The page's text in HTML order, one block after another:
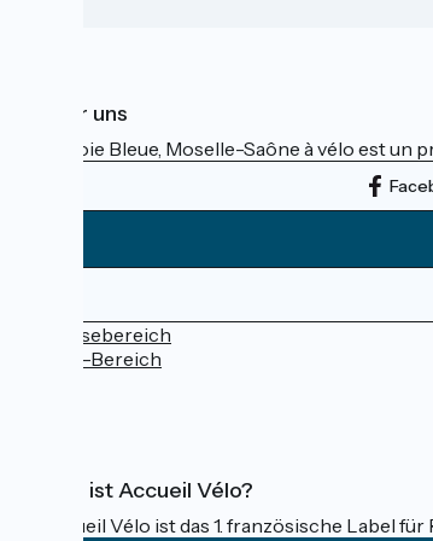
Über uns
La Voie Bleue, Moselle-Saône à vélo est
Pressebereich
Profi-Bereich
Was ist Accueil Vélo?
Accueil Vélo ist das 1. französische Label